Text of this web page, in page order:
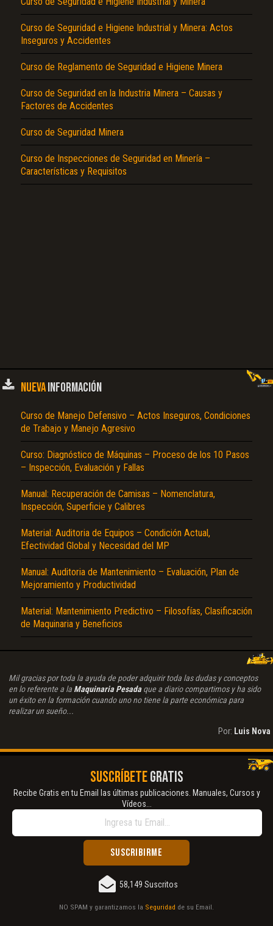
Curso de Seguridad e Higiene Industrial y Minera: Actos
Inseguros y Accidentes
Curso de Reglamento de Seguridad e Higiene Minera
Curso de Seguridad en la Industria Minera – Causas y
Factores de Accidentes
Curso de Seguridad Minera
Curso de Inspecciones de Seguridad en Minería –
Características y Requisitos
NUEVAINFORMACIÓN
Curso de Manejo Defensivo – Actos Inseguros, Condiciones
de Trabajo y Manejo Agresivo
Curso: Diagnóstico de Máquinas – Proceso de los 10 Pasos
– Inspección, Evaluación y Fallas
Manual: Recuperación de Camisas – Nomenclatura,
Inspección, Superficie y Calibres
Material: Auditoria de Equipos – Condición Actual,
Efectividad Global y Necesidad del MP
Manual: Auditoria de Mantenimiento – Evaluación, Plan de
Mejoramiento y Productividad
Material: Mantenimiento Predictivo – Filosofías, Clasificación
de Maquinaria y Beneficios
Mil gracias por toda la ayuda de poder adquirir toda las dudas y conceptos
en lo referente a la Maquinaria Pesadaque a diario compartimos y ha sido
un éxito en la formación cuando uno no tiene la parte económica para
realizar un sueño...
Por: Luis Nova
SUSCRÍBETEGRATIS
Recibe Gratis en tu Email las últimas publicaciones. Manuales, Cursos y
Vídeos...
58,149 Suscritos
NO SPAM y garantizamos la Seguridad de su Email.
El Título es incorrecto según el contenido.
Texto o Imagen de portada son erróneos.
No carga o no se visualiza el contenido.
Reportar otro tipo de error...